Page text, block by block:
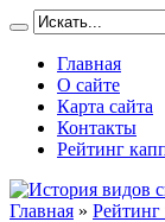
Главная
О сайте
Карта сайта
Контакты
Рейтинг
Главная » Рейтинг